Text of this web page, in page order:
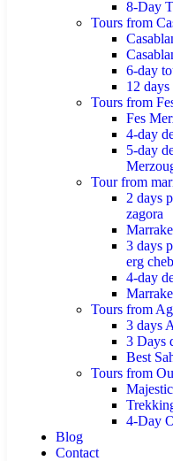
8-Day
Tours from
6-day
12 days
Tours from
Fes
4-day
5-day
Tour from
2 days
zagora
3 days
erg
4-day
Tours from
3 days
3 Days
Best
Tours from
4-Day
Blog
Contact